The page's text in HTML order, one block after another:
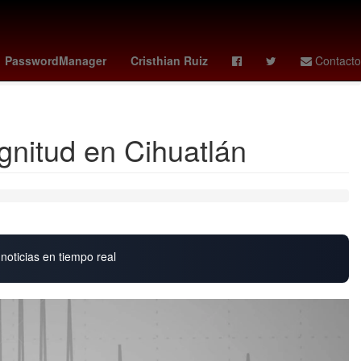
PasswordManager Cristhian Ruiz Contacto
Justicia del Estado de Zacatecas Catedral
Sergio Mattarella
en Cihuatlán
en tiempo real